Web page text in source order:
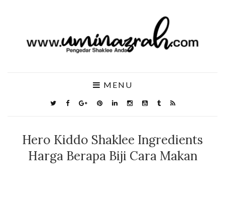
MENU
Hero Kiddo Shaklee Ingredients
Harga Berapa Biji Cara Makan